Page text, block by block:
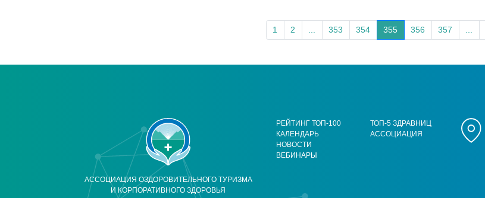
1 2 353 354 355 356 357
АССОЦИАЦИЯ ОЗДОРОВИТЕЛЬНОГО ТУРИЗМА
И КОРПОРАТИВНОГО ЗДОРОВЬЯ
РЕЙТИНГ ТОП-100
КАЛЕНДАРЬ
НОВОСТИ
ВЕБИНАРЫ
ТОП-5 ЗДРАВНИЦ
АССОЦИАЦИЯ